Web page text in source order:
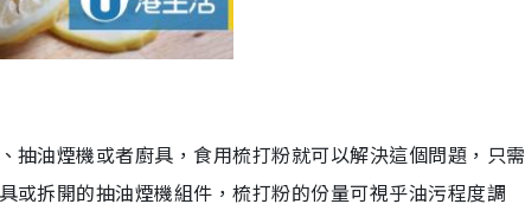
抽油煙機或者廚具，食用梳打粉就可以解決這個問題 ，只需
或拆開的抽油煙機組件 ，梳打粉的份量可視乎油污程度調